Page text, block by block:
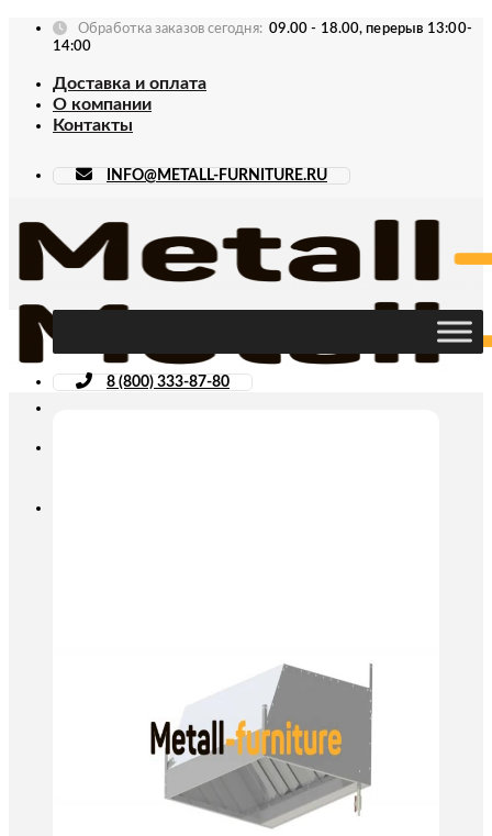
Skip
Обработка заказов сегодня: 09.00 - 18.00, перерыв 13:00-
14:00
Доставка и оплата
О компании
Контакты
INFO@METALL-FURNITURE.RU
8 (800) 333-87-80